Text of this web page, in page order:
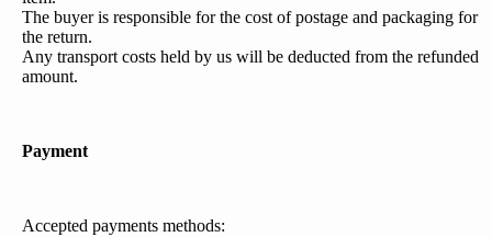
The buyer is responsible for the cost of postage and packaging for
the return.
Any transport costs held by us will be deducted from the refunded
amount.
Payment
Accepted payments methods: